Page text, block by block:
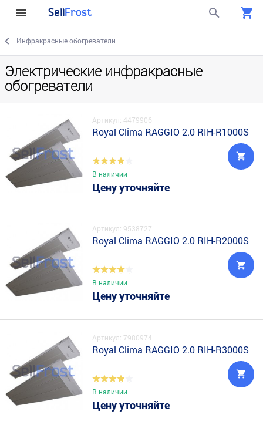
SellFrost
Инфракрасные обогреватели
Электрические инфракрасные
обогреватели
Артикул: 4479906
Royal Clima RAGGIO 2.0 RIH-R1000S
В наличии
Цену уточняйте
Артикул: 9538727
Royal Clima RAGGIO 2.0 RIH-R2000S
В наличии
Цену уточняйте
Артикул: 7980974
Royal Clima RAGGIO 2.0 RIH-R3000S
В наличии
Цену уточняйте